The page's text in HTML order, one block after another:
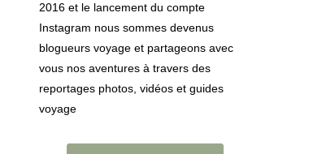
2016 et le lancement du compte
Instagram nous sommes devenus
blogueurs voyage et partageons avec
vous nos aventures à travers des
reportages photos, vidéos et guides
voyage